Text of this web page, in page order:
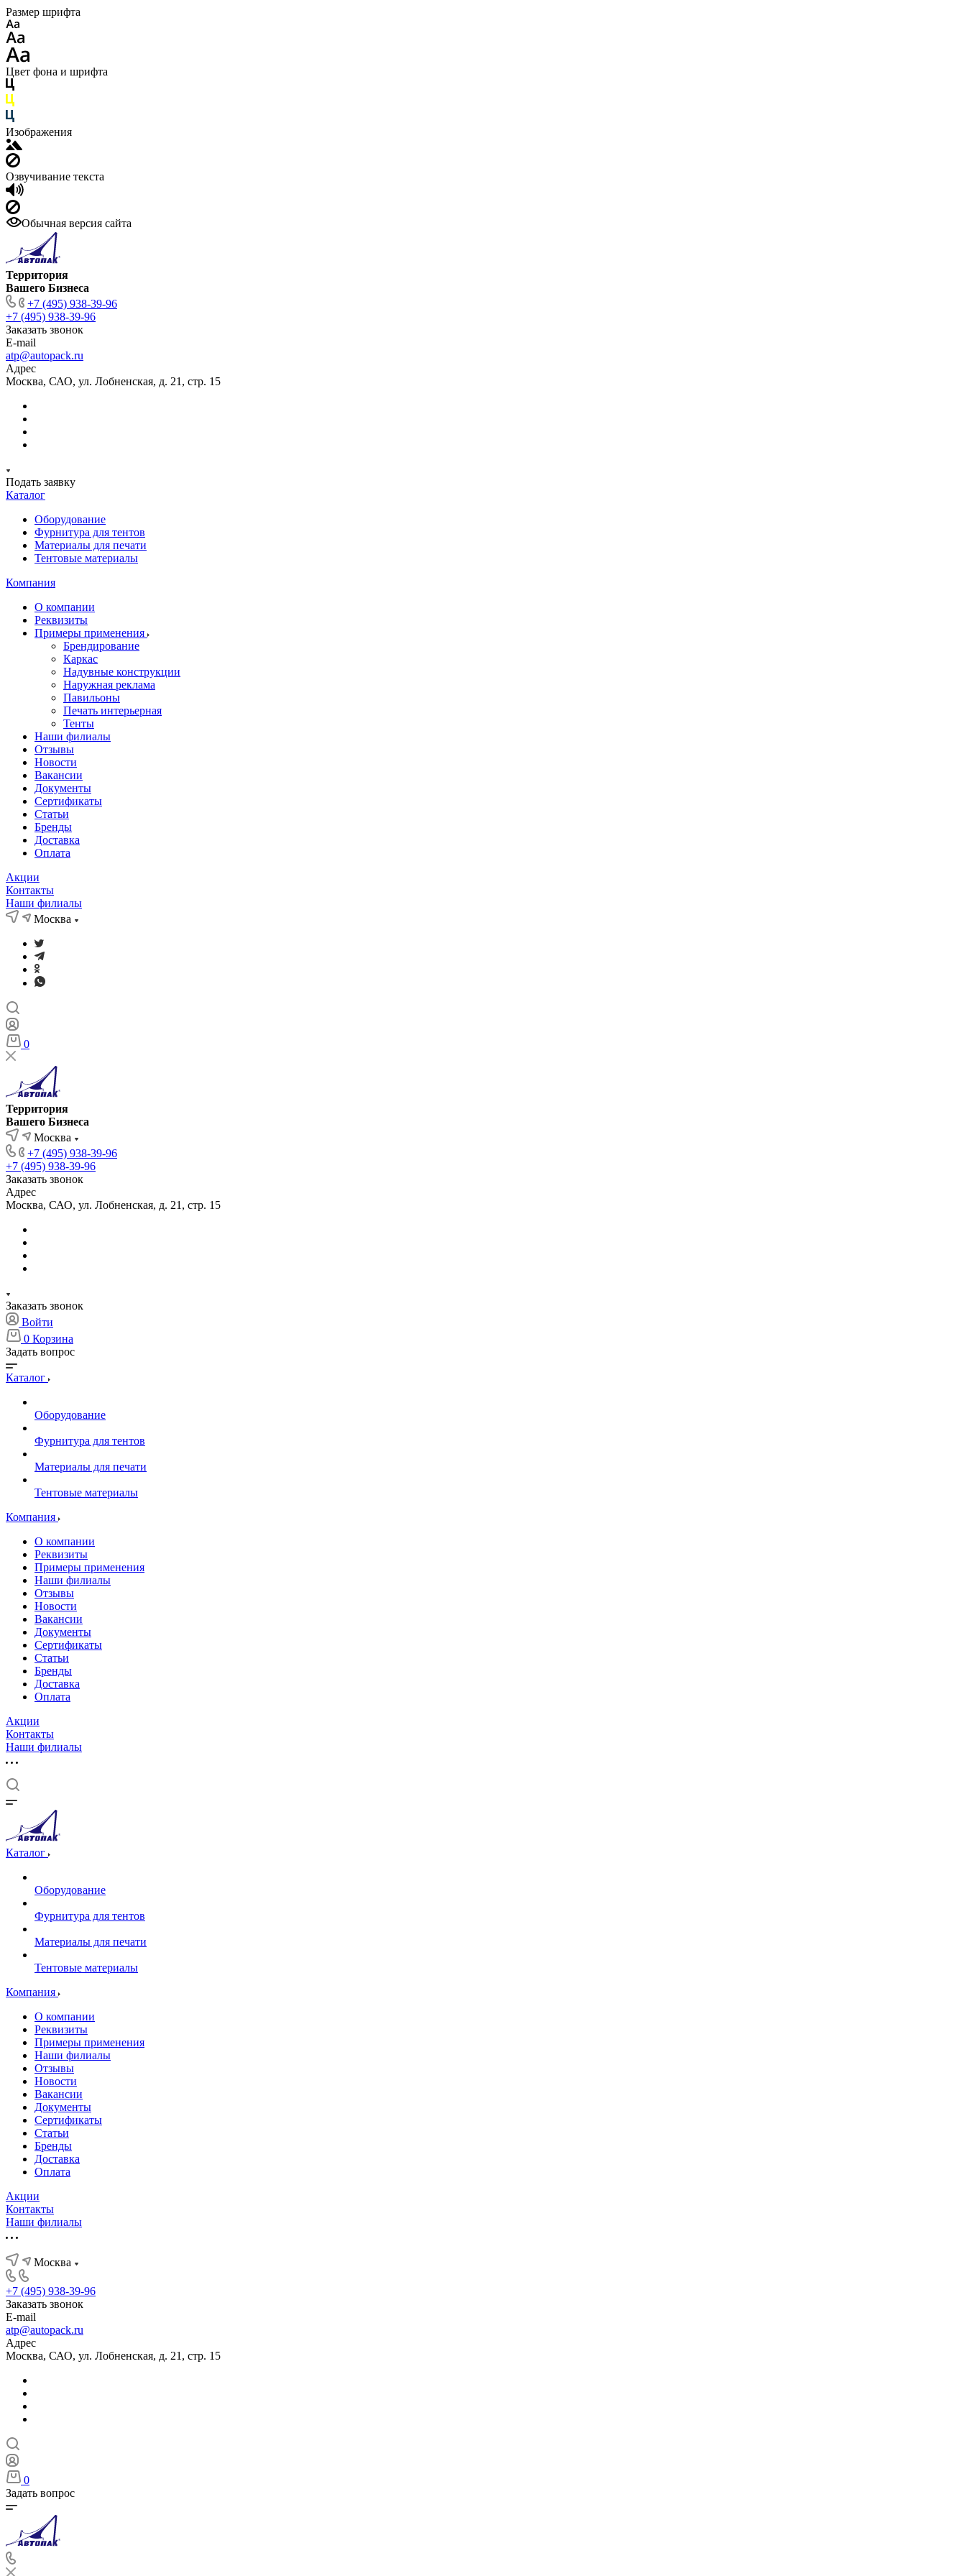
Размер шрифта
Цвет фона и шрифта
Изображения
Озвучивание текста
Обычная версия сайта
Территория
Вашего Бизнеса
+7 (495) 938-39-96
+7 (495) 938-39-96
Заказать звонок
E-mail
atp@autopack.ru
Адрес
Москва, САО, ул. Лобненская, д. 21, стр. 15
Подать заявку
Каталог
Оборудование
Фурнитура для тентов
Материалы для печати
Тентовые материалы
Компания
О компании
Реквизиты
Примеры применения
Брендирование
Каркас
Надувные конструкции
Наружная реклама
Павильоны
Печать интерьерная
Тенты
Наши филиалы
Отзывы
Новости
Вакансии
Документы
Cертификаты
Статьи
Бренды
Доставка
Оплата
Акции
Контакты
Наши филиалы
Москва
0
Территория
Вашего Бизнеса
Москва
+7 (495) 938-39-96
+7 (495) 938-39-96
Заказать звонок
Адрес
Москва, САО, ул. Лобненская, д. 21, стр. 15
Заказать звонок
Войти
0 Корзина
Задать вопрос
Каталог
Оборудование
Фурнитура для тентов
Материалы для печати
Тентовые материалы
Компания
О компании
Реквизиты
Примеры применения
Наши филиалы
Отзывы
Новости
Вакансии
Документы
Cертификаты
Статьи
Бренды
Доставка
Оплата
Акции
Контакты
Наши филиалы
Каталог
Оборудование
Фурнитура для тентов
Материалы для печати
Тентовые материалы
Компания
О компании
Реквизиты
Примеры применения
Наши филиалы
Отзывы
Новости
Вакансии
Документы
Cертификаты
Статьи
Бренды
Доставка
Оплата
Акции
Контакты
Наши филиалы
Москва
+7 (495) 938-39-96
Заказать звонок
E-mail
atp@autopack.ru
Адрес
Москва, САО, ул. Лобненская, д. 21, стр. 15
0
Задать вопрос